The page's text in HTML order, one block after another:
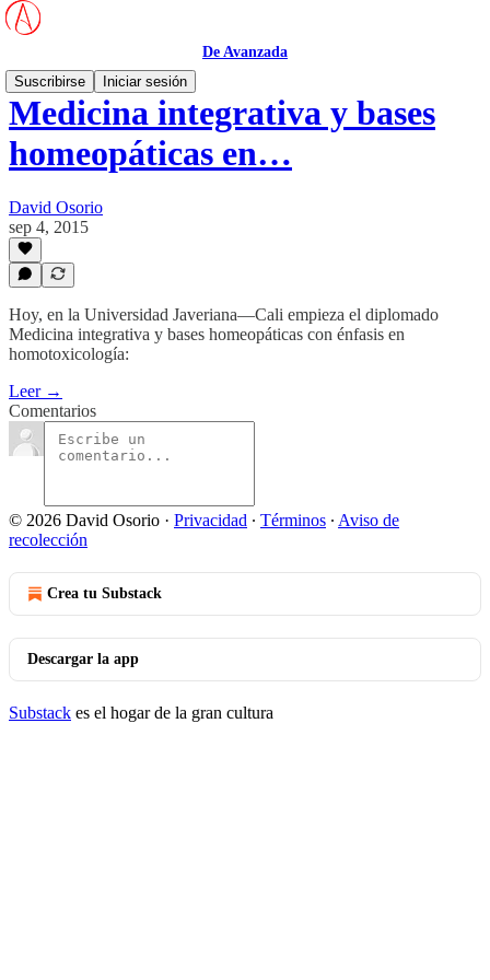
De Avanzada
Suscribirse
Iniciar sesión
Medicina integrativa y bases
homeopáticas en…
David Osorio
sep 4, 2015
Hoy, en la Universidad Javeriana—Cali empieza el diplomado
Medicina integrativa y bases homeopáticas con énfasis en
homotoxicología:
Leer →
Comentarios
© 2026 David Osorio · Privacidad ∙ Términos ∙ Aviso de
recolección
Crea tu Substack
Descargar la app
Substack es el hogar de la gran cultura